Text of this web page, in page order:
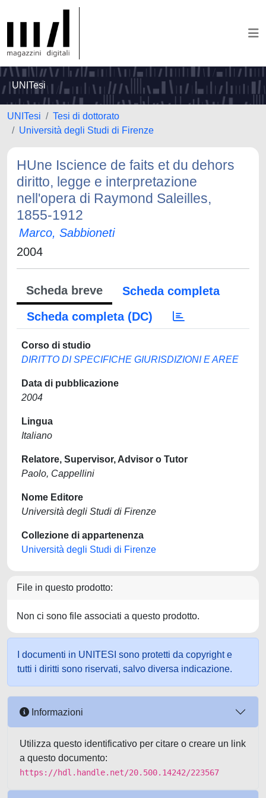
UNITesi
UNITesi
Tesi di dottorato
Università degli Studi di Firenze
HUne Iscience de faits et du dehors
diritto, legge e interpretazione
nell'opera di Raymond Saleilles,
1855-1912
Marco, Sabbioneti
2004
Scheda breve
Scheda completa
Scheda completa (DC)
Corso di studio
DIRITTO DI SPECIFICHE GIURISDIZIONI E AREE
Data di pubblicazione
2004
Lingua
Italiano
Relatore, Supervisor, Advisor o Tutor
Paolo, Cappellini
Nome Editore
Università degli Studi di Firenze
Collezione di appartenenza
Università degli Studi di Firenze
File in questo prodotto:
Non ci sono file associati a questo prodotto.
I documenti in UNITESI sono protetti da copyright e
tutti i diritti sono riservati, salvo diversa indicazione.
Informazioni
Utilizza questo identificativo per citare o creare un link
a questo documento:
https://hdl.handle.net/20.500.14242/223567